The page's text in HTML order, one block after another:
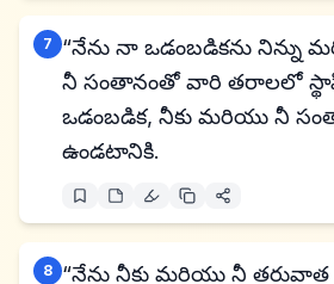
7
“నేను నా ఒడంబడికను నిన్ను
నీ సంతానంతో వారి తరాలలో
ఒడంబడిక, నీకు మరియు నీ
ఉండటానికి.
8 “నేను నీకు మరియు నీ